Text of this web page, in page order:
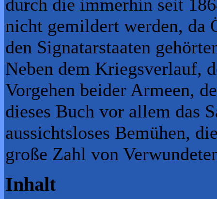
durch die immerhin seit
nicht gemildert werden, da
den Signatar­staaten
Neben dem Kriegsverlauf,
Vorgehen beider Armeen,
dieses Buch vor allem das
aussichtsloses Bemühen,
große Zahl von
Inhalt